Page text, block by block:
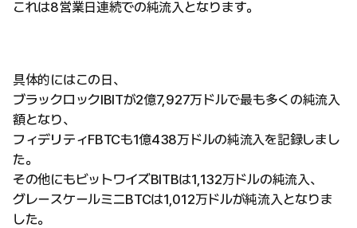
これは8営業日連続での純流入となります。
具体的にはこの日、
ブラックロックIBITが2億7,927万ドルで最も多くの純流入
額となり、
フィデリティFBTCも1億438万ドルの純流入を記録しまし
た。
その他にもビットワイズBITBは1,132万ドルの純流入、
グレースケールミニBTCは1,012万ドルが純流入となりま
した。